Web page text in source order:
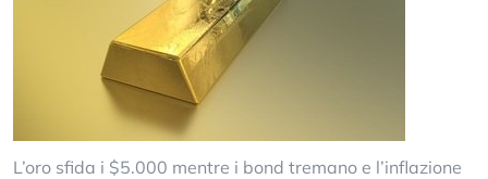
L’oro sfida i $5.000 mentre i bond tremano e l’inflazione